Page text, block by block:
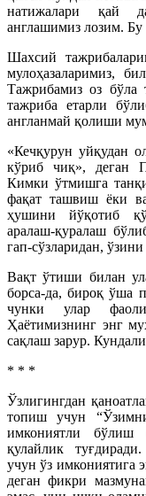
натижалари қай
англашимиз лозим. Бу
Шахсий
мулоҳазаларимиз,
Тажрибамиз оз бўла
тажриба етарли
англанмай қолиши
«Кечқурун уйқудан
кўриб чиқ», деган
Кимки ўтмишга
фақат ташвиш ёки
ҳушини йўқотиб
аралаш-қуралаш
гап-сўзларидан,
Вақт ўтиши билан
борса-да, бироқ ўша
чунки улар
Ҳаётимизнинг энг
сақлаш зарур.
* * *
Ўзлигингдан
топиш учун
имкониятли бўлиш
қулайлик
учун ўз имкониятига
деган фикри